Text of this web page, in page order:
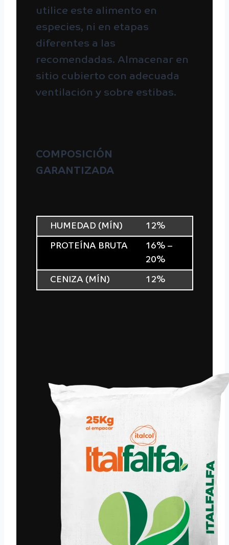
utilice este alimento en
especies, ni en etapas
diferentes a las
recomendadas. Almacenar en
sitio cubierto con adecuada
ventilación y sobre estibas.
COMPOSICIÓN
GARANTIZADA
HUMEDAD (MÍN) 12%
PROTEÍNA BRUTA
16% –
20%
CENIZA (MÍN) 12%